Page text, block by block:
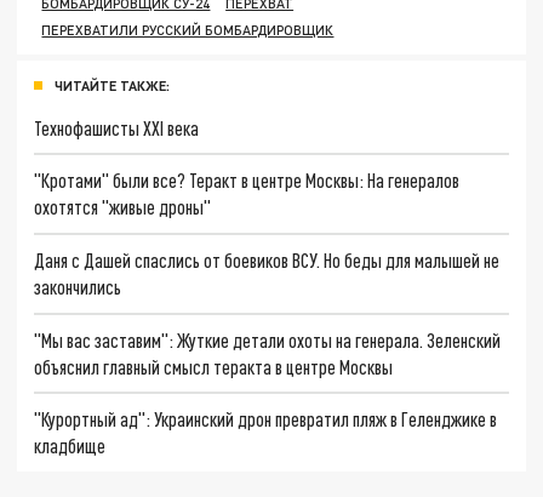
ПЕРЕХВАТИЛИ РУССКИЙ БОМБАРДИРОВЩИК
ЧИТАЙТЕ ТАКЖЕ:
Технофашисты XXI века
"Кротами" были все? Теракт в центре Москвы: На генералов
охотятся "живые дроны"
Даня с Дашей спаслись от боевиков ВСУ. Но беды для малышей не
закончились
"Мы вас заставим": Жуткие детали охоты на генерала. Зеленский
объяснил главный смысл теракта в центре Москвы
"Курортный ад": Украинский дрон превратил пляж в Геленджике в
кладбище